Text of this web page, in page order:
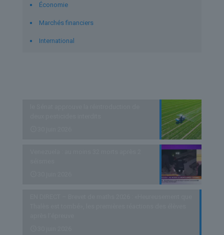
Économie
Marchés financiers
International